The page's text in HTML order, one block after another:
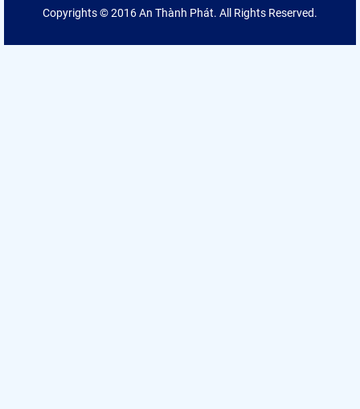
Copyrights © 2016 An Thành Phát. All Rights Reserved.